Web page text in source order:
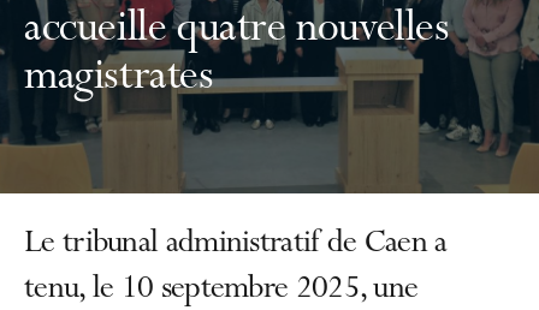
accueille quatre nouvelles
magistrates
Le tribunal administratif de Caen a
tenu, le 10 septembre 2025, une